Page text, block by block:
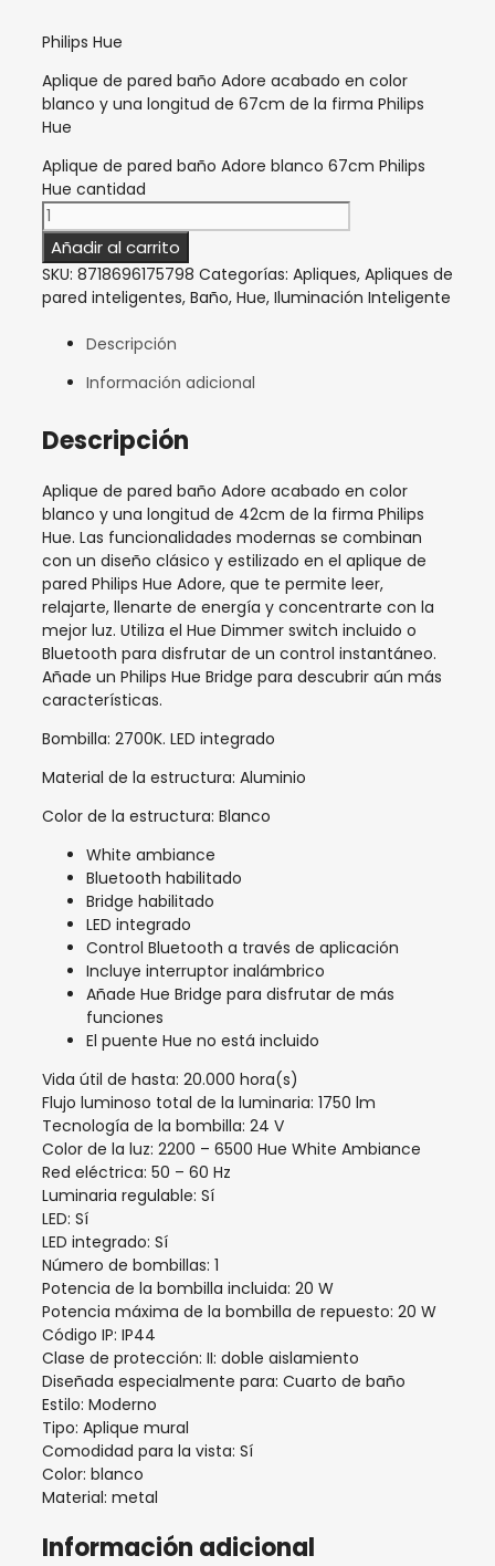
Philips Hue
Aplique de pared baño Adore acabado en color
blanco y una longitud de 67cm de la firma Philips
Hue
Aplique de pared baño Adore blanco 67cm Philips
Hue cantidad
Añadir al carrito
SKU: 8718696175798 Categorías: Apliques, Apliques de
pared inteligentes, Baño, Hue, Iluminación Inteligente
Descripción
Información adicional
Descripción
Aplique de pared baño Adore acabado en color
blanco y una longitud de 42cm de la firma Philips
Hue. Las funcionalidades modernas se combinan
con un diseño clásico y estilizado en el aplique de
pared Philips Hue Adore, que te permite leer,
relajarte, llenarte de energía y concentrarte con la
mejor luz. Utiliza el Hue Dimmer switch incluido o
Bluetooth para disfrutar de un control instantáneo.
Añade un Philips Hue Bridge para descubrir aún más
características.
Bombilla: 2700K. LED integrado
Material de la estructura: Aluminio
Color de la estructura: Blanco
White ambiance
Bluetooth habilitado
Bridge habilitado
LED integrado
Control Bluetooth a través de aplicación
Incluye interruptor inalámbrico
Añade Hue Bridge para disfrutar de más
funciones
El puente Hue no está incluido
Vida útil de hasta: 20.000 hora(s)
Flujo luminoso total de la luminaria: 1750 lm
Tecnología de la bombilla: 24 V
Color de la luz: 2200 – 6500 Hue White Ambiance
Red eléctrica: 50 – 60 Hz
Luminaria regulable: Sí
LED: Sí
LED integrado: Sí
Número de bombillas: 1
Potencia de la bombilla incluida: 20 W
Potencia máxima de la bombilla de repuesto: 20 W
Código IP: IP44
Clase de protección: II: doble aislamiento
Diseñada especialmente para: Cuarto de baño
Estilo: Moderno
Tipo: Aplique mural
Comodidad para la vista: Sí
Color: blanco
Material: metal
Información adicional